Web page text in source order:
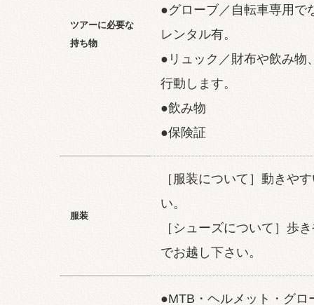
ツアーに必要な
持ち物
●グローブ／自転車専用で
レンタル有。
●リュック／財布や飲み物
行動します。
●飲み物
●保険証
服装
［服装について］動きや
い。
［シューズについて］歩
でお越し下さい。
●MTB・ヘルメット・グ